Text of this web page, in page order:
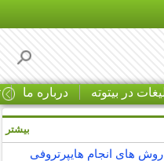
در بیتوته درباره ما
های انجام هایپرتروفی
بیشتر